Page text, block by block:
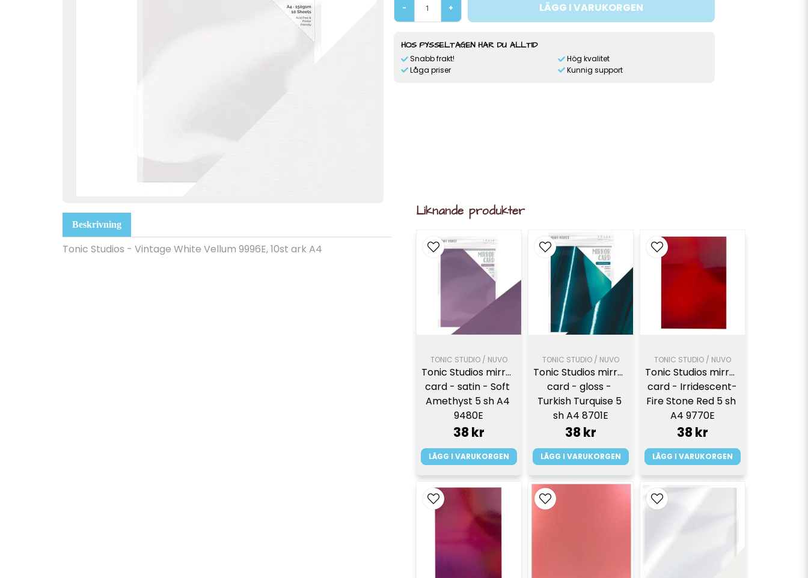
- + LÄGG I VARUKORGEN
HOS PYSSELTAGEN HAR DU ALLTID
Snabb frakt!
Låga priser
Hög kvalitet
Kunnig support
Beskrivning
Tonic Studios - Vintage White Vellum 9996E, 10st ark A4
Liknande produkter
TONIC STUDIO / NUVO
Tonic Studios mirror
card - satin - Soft
Amethyst 5 sh A4
9480E
38 kr
LÄGG I VARUKORGEN
TONIC STUDIO / NUVO
Tonic Studios mirror
card - gloss -
Turkish Turquise 5
sh A4 8701E
38 kr
LÄGG I VARUKORGEN
TONIC STUDIO / NUVO
Tonic Studios mirror
card - Irridescent-
Fire Stone Red 5 sh
A4 9770E
38 kr
LÄGG I VARUKORGEN